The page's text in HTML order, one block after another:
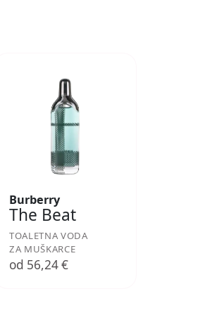
Burberry
The Beat
TOALETNA VODA
ZA MUŠKARCE
od 56,24 €